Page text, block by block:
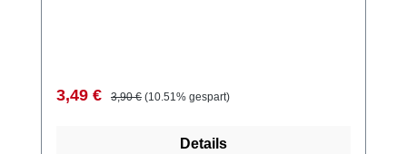
Verkaufspreis:
3,49 € Regulärer Preis:
3,90 € (10.51% gespart)
Details